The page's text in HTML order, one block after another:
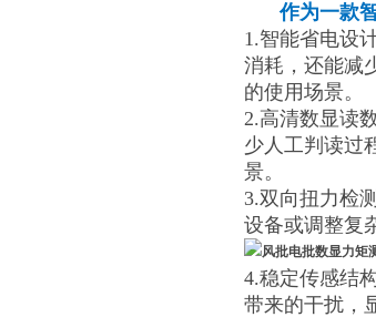
作为一款
1.智能省电设
消耗，还能减
的使用场景。
2.高清数显读
少人工判读过
景。
3.双向扭力检
设备或调整复
4.稳定传感结
带来的干扰，